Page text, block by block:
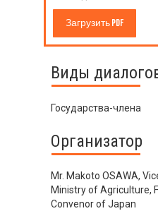
Загрузить PDF
Виды
Государства-члена
Организатор
Mr. Makoto OSAWA,
Ministry of Agriculture,
Convenor of Japan